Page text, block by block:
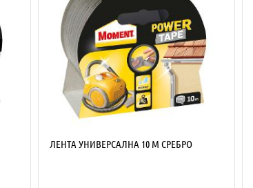
ЛЕНТА УНИВЕРСАЛНА 10 M СРЕБРО